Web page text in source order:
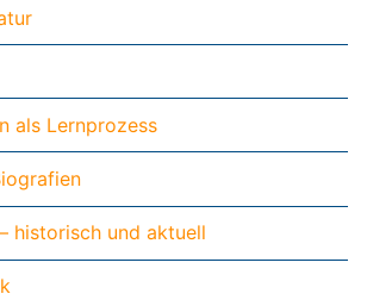
als Lernprozess
historisch und aktuell